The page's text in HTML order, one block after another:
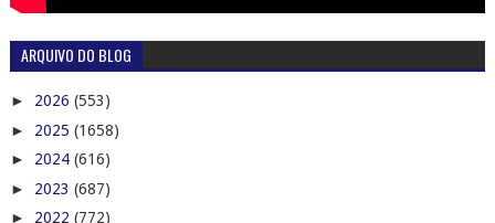
ARQUIVO DO BLOG
► 2026 (553)
► 2025 (1658)
► 2024 (616)
► 2023 (687)
► 2022 (772)